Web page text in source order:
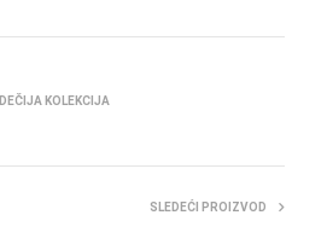
DEČIJA KOLEKCIJA
SLEDEĆI PROIZVOD